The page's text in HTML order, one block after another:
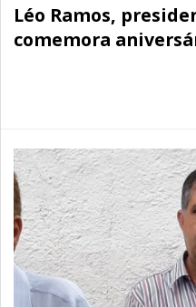
Léo Ramos,
comemora